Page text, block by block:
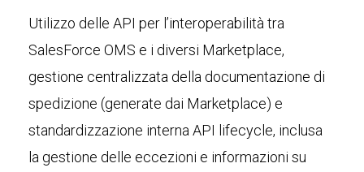
Utilizzo delle API per l’interoperabilità tra
SalesForce OMS e i diversi Marketplace,
gestione centralizzata della documentazione di
spedizione (generate dai Marketplace) e
standardizzazione interna API lifecycle, inclusa
la gestione delle eccezioni e informazioni su